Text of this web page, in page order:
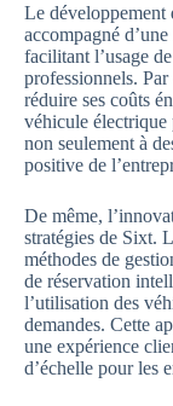
Le développement
accompagné
facilitant l’usage
professionnels.
réduire ses coûts
véhicule électrique
non seulement à
positive de
De même,
stratégies de Sixt.
méthodes de
de réservation
l’utilisation des
demandes. Cette
une expérience
d’échelle pour les